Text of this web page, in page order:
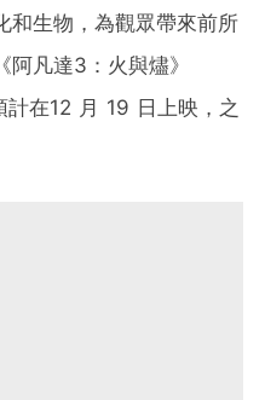
和生物，為觀眾帶來前所
凡達3：火與燼》
在12 月 19 日上映，之